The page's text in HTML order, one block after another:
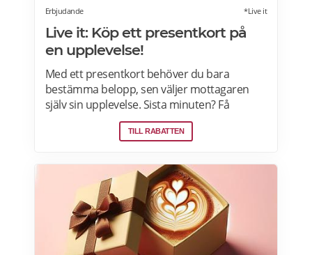
Erbjudande *Live it
Live it: Köp ett presentkort på
en upplevelse!
Med ett presentkort behöver du bara
bestämma belopp, sen väljer mottagaren
själv sin upplevelse. Sista minuten? Få
presentkortet med digital leverans direkt –
perfekt även i sista stund. Live it grundades
upplevelsepresenter i Sverige. Läs mer om
Live it presentkort här>>>
TILL RABATTEN